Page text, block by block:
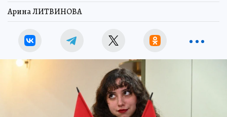
Арина ЛИТВИНОВА